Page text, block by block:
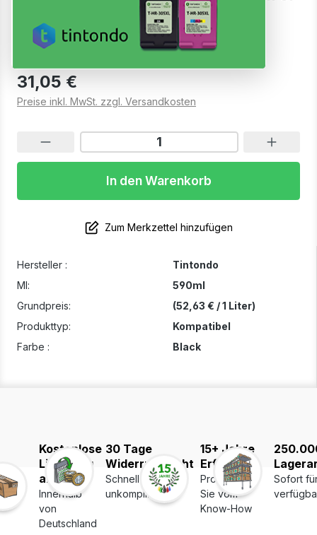
Hersteller :
Tintondo
Ml:
590ml
Grundpreis:
(52,63 € / 1 Liter)
Produkttyp:
Kompatibel
Farbe :
Black
56 BKCMY 4er Set
Sofort verfügbar, Lieferzeit: 1-2 Werktage
31,05 €
Preise inkl. MwSt. zzgl. Versandkosten
In den Warenkorb
Zum Merkzettel hinzufügen
Kostenlose
Lieferung
ab 39€
Innerhalb
von
Deutschland
30 Tage
Widerrufsrecht
Schnell und
unkompliziert
15+ Jahre
Erfahrung
Profitieren
Sie vom
Know-How
Sofort